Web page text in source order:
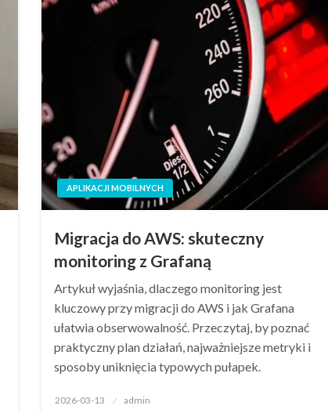
APLIKACJI MOBILNYCH
Migracja do AWS: skuteczny
monitoring z Grafaną
Artykuł wyjaśnia, dlaczego monitoring jest
kluczowy przy migracji do AWS i jak Grafana
ułatwia obserwowalność. Przeczytaj, by poznać
praktyczny plan działań, najważniejsze metryki i
sposoby uniknięcia typowych pułapek.
Opublikowane
2026-03-13 admin